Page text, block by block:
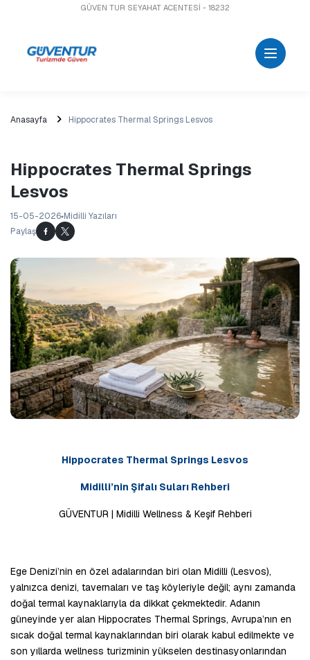
GÜVEN TUR SEYAHAT ACENTESİ - 18232
Anasayfa Hippocrates Thermal Springs Lesvos
Hippocrates Thermal Springs
Lesvos
15-05-2026 Midilli Yazıları
Paylaş
Hippocrates Thermal Springs Lesvos
Midilli’nin Şifalı Suları Rehberi
GÜVENTUR | Midilli Wellness & Keşif Rehberi
Ege Denizi’nin en özel adalarından biri olan Midilli (Lesvos),
yalnızca denizi, tavernaları ve taş köyleriyle değil; aynı zamanda
doğal termal kaynaklarıyla da dikkat çekmektedir. Adanın
güneyinde yer alan Hippocrates Thermal Springs, Avrupa’nın en
sıcak doğal termal kaynaklarından biri olarak kabul edilmekte ve
son yıllarda wellness turizminin yükselen destinasyonlarından